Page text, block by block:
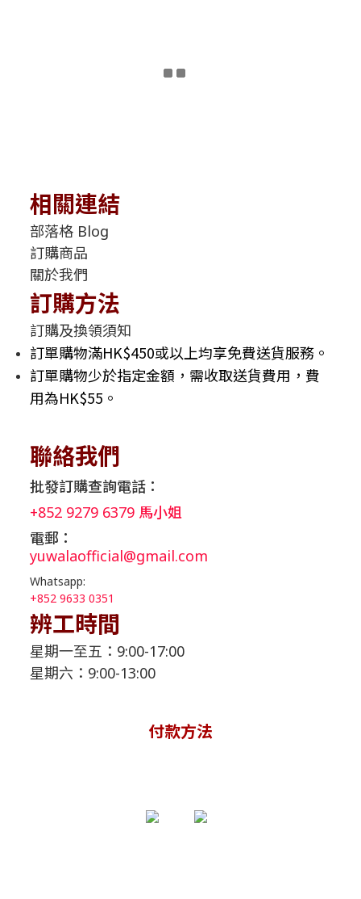
相關連結
部落格 Blog
訂購商品
關於我們
訂購方法
訂購及換領須知
訂單購物滿HK$450或以上均享免費送貨服務。
訂單購物少於指定金額，需收取送貨費用，費
用為HK$55。
聯絡我們
批發訂購查詢電話：
+852 9279 6379 馬小姐
電郵：
yuwalaofficial@gmail.com
Whatsapp:
+852 9633 0351
辨工時間
星期一至五：9:00-17:00
星期六：9:00-13:00
付款方法